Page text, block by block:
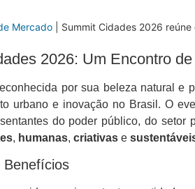
Mercado Summit Cidades 2026
2026: Um Encontro
por sua beleza natural e
urbano e inovação no Brasil. O
do poder público, do
, humanas, criativas e
Benefícios